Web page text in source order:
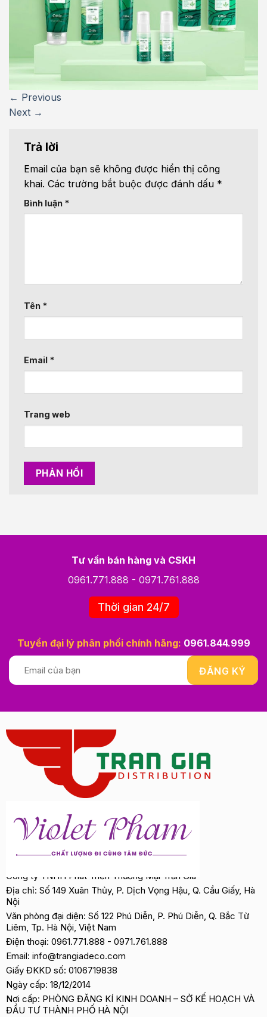
← Previous
Next →
Trả lời
Email của bạn sẽ không được hiển thị công
khai. Các trường bắt buộc được đánh dấu *
Bình luận *
Tên *
Email *
Trang web
Tư vấn bán hàng và CSKH
0961.771.888 - 0971.761.888
Thời gian 24/7
Tuyển đại lý phân phối chính hãng: 0961.844.999
Công ty TNHH Phát Triển Thương Mại Trần Gia
Địa chỉ: Số 149 Xuân Thủy, P. Dịch Vọng Hậu, Q. Cầu Giấy, Hà
Nội
Văn phòng đại diện: Số 122 Phú Diễn, P. Phú Diễn, Q. Bắc Từ
Liêm, Tp. Hà Nội, Việt Nam
Điện thoại: 0961.771.888 - 0971.761.888
Email: info@trangiadeco.com
Giấy ĐKKD số: 0106719838
Ngày cấp: 18/12/2014
Nơi cấp: PHÒNG ĐĂNG KÍ KINH DOANH – SỞ KẾ HOẠCH VÀ
ĐẦU TƯ THÀNH PHỐ HÀ NỘI